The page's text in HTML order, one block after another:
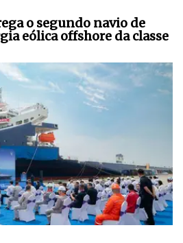
o segundo navio de
eólica offshore da classe